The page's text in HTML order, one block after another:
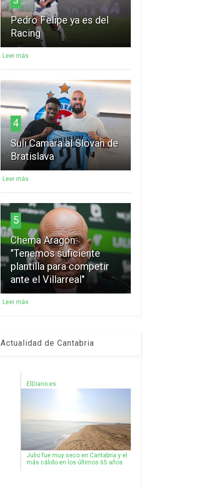
Pedro Felipe ya es del
Racing
Leer más
4
Suli Camara al Slovan de
Bratislava
Leer más
5
Chema Aragón:
"Tenemos suficiente
plantilla para competir
ante el Villarreal"
Leer más
Actualidad de Cantabria
ElDiario.es
Julio fue muy seco en Cantabria y el
más cálido en los últimos 65 años